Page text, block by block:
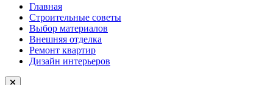
Главная
Строительные советы
Выбор материалов
Внешняя отделка
Ремонт квартир
Дизайн интерьеров